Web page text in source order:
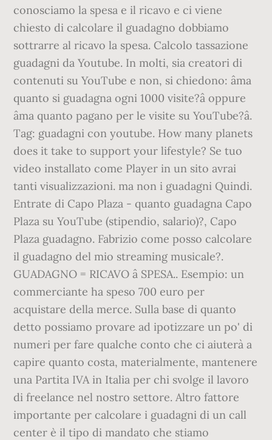
conosciamo la spesa e il ricavo e ci viene
chiesto di calcolare il guadagno dobbiamo
sottrarre al ricavo la spesa. Calcolo tassazione
guadagni da Youtube. In molti, sia creatori di
contenuti su YouTube e non, si chiedono: âma
quanto si guadagna ogni 1000 visite?â oppure
âma quanto pagano per le visite su YouTube?â.
Tag: guadagni con youtube. How many planets
does it take to support your lifestyle? Se tuo
video installato come Player in un sito avrai
tanti visualizzazioni. ma non i guadagni Quindi.
Entrate di Capo Plaza - quanto guadagna Capo
Plaza su YouTube (stipendio, salario)?, Capo
Plaza guadagno. Fabrizio come posso calcolare
il guadagno del mio streaming musicale?.
GUADAGNO = RICAVO â SPESA.. Esempio: un
commerciante ha speso 700 euro per
acquistare della merce. Sulla base di quanto
detto possiamo provare ad ipotizzare un po' di
numeri per fare qualche conto che ci aiuterà a
capire quanto costa, materialmente, mantenere
una Partita IVA in Italia per chi svolge il lavoro
di freelance nel nostro settore. Altro fattore
importante per calcolare i guadagni di un call
center è il tipo di mandato che stiamo